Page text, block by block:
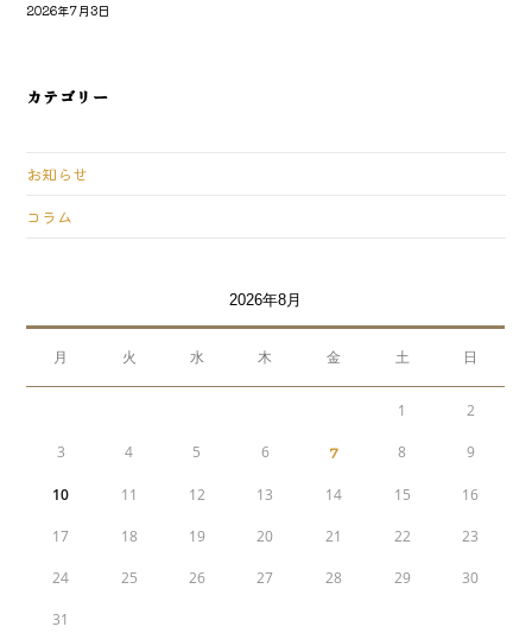
2026年7月3日
カテゴリー
お知らせ
コラム
2026年8月
月 火 水 木 金 土 日
1 2
3 4 5 6 7 8 9
10 11 12 13 14 15 16
17 18 19 20 21 22 23
24 25 26 27 28 29 30
31